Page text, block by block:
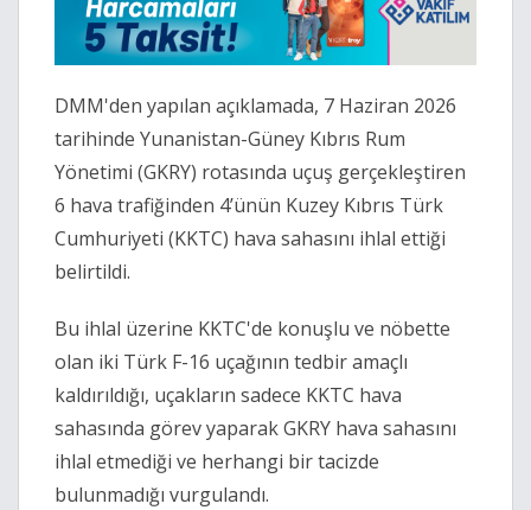
DMM'den yapılan açıklamada, 7 Haziran 2026
tarihinde Yunanistan-Güney Kıbrıs Rum
Yönetimi (GKRY) rotasında uçuş gerçekleştiren
6 hava trafiğinden 4’ünün Kuzey Kıbrıs Türk
Cumhuriyeti (KKTC) hava sahasını ihlal ettiği
belirtildi.
Bu ihlal üzerine KKTC'de konuşlu ve nöbette
olan iki Türk F-16 uçağının tedbir amaçlı
kaldırıldığı, uçakların sadece KKTC hava
sahasında görev yaparak GKRY hava sahasını
ihlal etmediği ve herhangi bir tacizde
bulunmadığı vurgulandı.